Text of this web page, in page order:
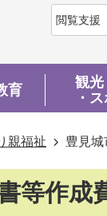
閲覧支援
育
観
・
親福祉 豊見
等作成